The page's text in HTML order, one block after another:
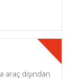
dışından